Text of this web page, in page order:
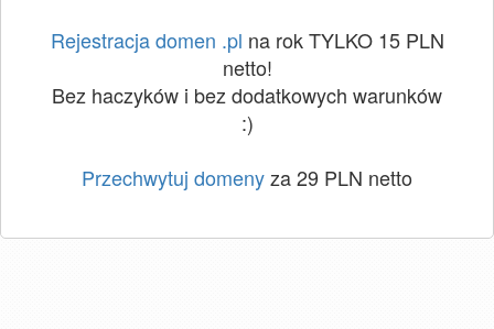
Rejestracja domen .pl na rok TYLKO 15 PLN
netto!
Bez haczyków i bez dodatkowych warunków
:)
Przechwytuj domenyza 29 PLN netto